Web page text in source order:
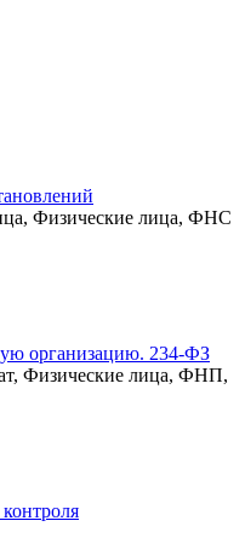
Физические лица, ФНС
организацию. 234-ФЗ
Физические лица, ФНП,